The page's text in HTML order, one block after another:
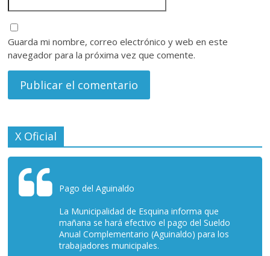
Guarda mi nombre, correo electrónico y web en este
navegador para la próxima vez que comente.
X Oficial
Pago del Aguinaldo
La Municipalidad de Esquina informa que
mañana se hará efectivo el pago del Sueldo
Anual Complementario (Aguinaldo) para los
trabajadores municipales.